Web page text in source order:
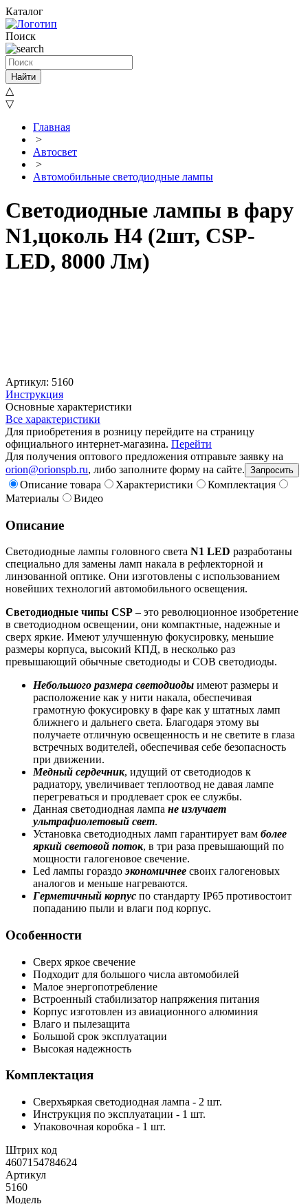
Каталог
Поиск
Найти
△
▽
Главная
>
Автосвет
>
Автомобильные светодиодные лампы
Светодиодные лампы в фару
N1,цоколь H4 (2шт, СSP-
LED, 8000 Лм)
Артикул: 5160
Инструкция
Основные характеристики
Все характеристики
Для приобретения в розницу перейдите на страницу
официального интернет-магазина. Перейти
Для получения оптового предложения отправьте заявку на
orion@orionspb.ru, либо заполните форму на сайте. Запросить
Описание товара Характеристики
Комплектация
Материалы
Видео
Описание
Светодиодные лампы головного света N1 LED разработаны
специально для замены ламп накала в рефлекторной и
линзованной оптике. Они изготовлены с использованием
новейших технологий автомобильного освещения.
Светодиодные чипы СSP – это революционное изобретение
в светодиодном освещении, они компактные, надежные и
сверх яркие. Имеют улучшенную фокусировку, меньшие
размеры корпуса, высокий КПД, в несколько раз
превышающий обычные светодиоды и COB светодиоды.
Небольшого размера светодиоды имеют размеры и
расположение как у нити накала, обеспечивая
грамотную фокусировку в фаре как у штатных ламп
ближнего и дальнего света. Благодаря этому вы
получаете отличную освещенность и не светите в глаза
встречных водителей, обеспечивая себе безопасность
при движении.
Медный сердечник, идущий от светодиодов к
радиатору, увеличивает теплоотвод не давая лампе
перегреваться и продлевает срок ее службы.
Данная светодиодная лампа не излучает
ультрафиолетовый свет.
Установка светодиодных ламп гарантирует вам более
яркий световой поток, в три раза превышающий по
мощности галогеновое свечение.
Led лампы гораздоэкономичнее своих галогеновых
аналогов и меньше нагреваются.
Герметичный корпус по стандарту IP65 противостоит
попаданию пыли и влаги под корпус.
Особенности
Сверх яркое свечение
Подходит для большого числа автомобилей
Малое энергопотребление
Встроенный стабилизатор напряжения питания
Корпус изготовлен из авиационного алюминия
Влаго и пылезащита
Большой срок эксплуатации
Высокая надежность
Комплектация
Сверхъяркая светодиодная лампа - 2 шт.
Инструкция по эксплуатации - 1 шт.
Упаковочная коробка - 1 шт.
Штрих код
4607154784624
Артикул
5160
Модель